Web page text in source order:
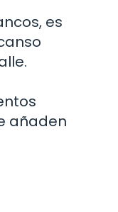
es
añaden